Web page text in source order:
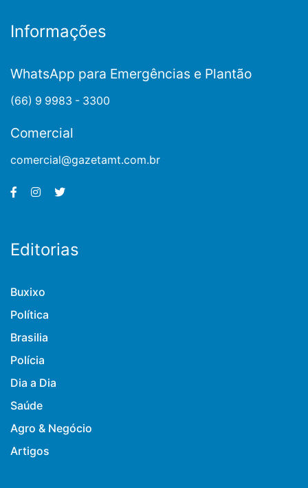
Informações
WhatsApp para Emergências e Plantão
(66) 9 9983 - 3300
Comercial
comercial@gazetamt.com.br
Editorias
Buxixo
Política
Brasilia
Polícia
Dia a Dia
Saúde
Agro & Negócio
Artigos